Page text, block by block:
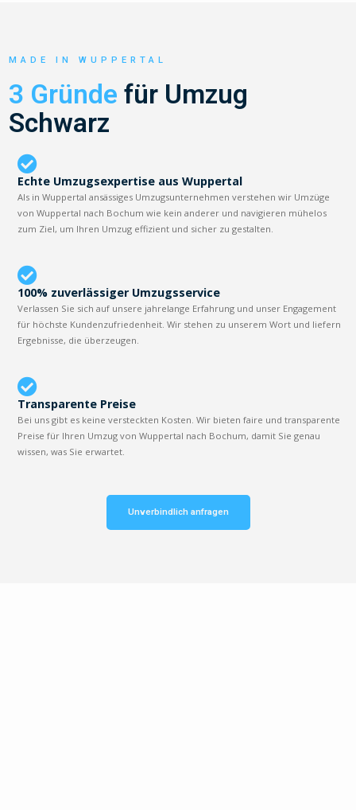
MADE IN WUPPERTAL
3 Gründe für Umzug
Schwarz
Echte Umzugsexpertise aus Wuppertal
Als in Wuppertal ansässiges Umzugsunternehmen verstehen wir Umzüge
von Wuppertal nach Bochum wie kein anderer und navigieren mühelos
zum Ziel, um Ihren Umzug effizient und sicher zu gestalten.
100% zuverlässiger Umzugsservice
Verlassen Sie sich auf unsere jahrelange Erfahrung und unser Engagement
für höchste Kundenzufriedenheit. Wir stehen zu unserem Wort und liefern
Ergebnisse, die überzeugen.
Transparente Preise
Bei uns gibt es keine versteckten Kosten. Wir bieten faire und transparente
Preise für Ihren Umzug von Wuppertal nach Bochum, damit Sie genau
wissen, was Sie erwartet.
Unverbindlich anfragen